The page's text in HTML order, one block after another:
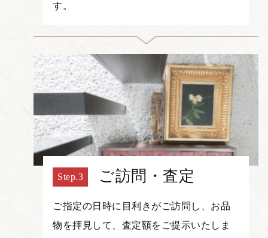
す。
ご訪問・査定
ご指定の日時に目利きがご訪問し、お品
物を拝見して、査定額をご提示いたしま